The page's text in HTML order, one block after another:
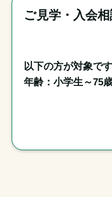
ご見学・入会
以下の方が対象です
年齢：小学生～75